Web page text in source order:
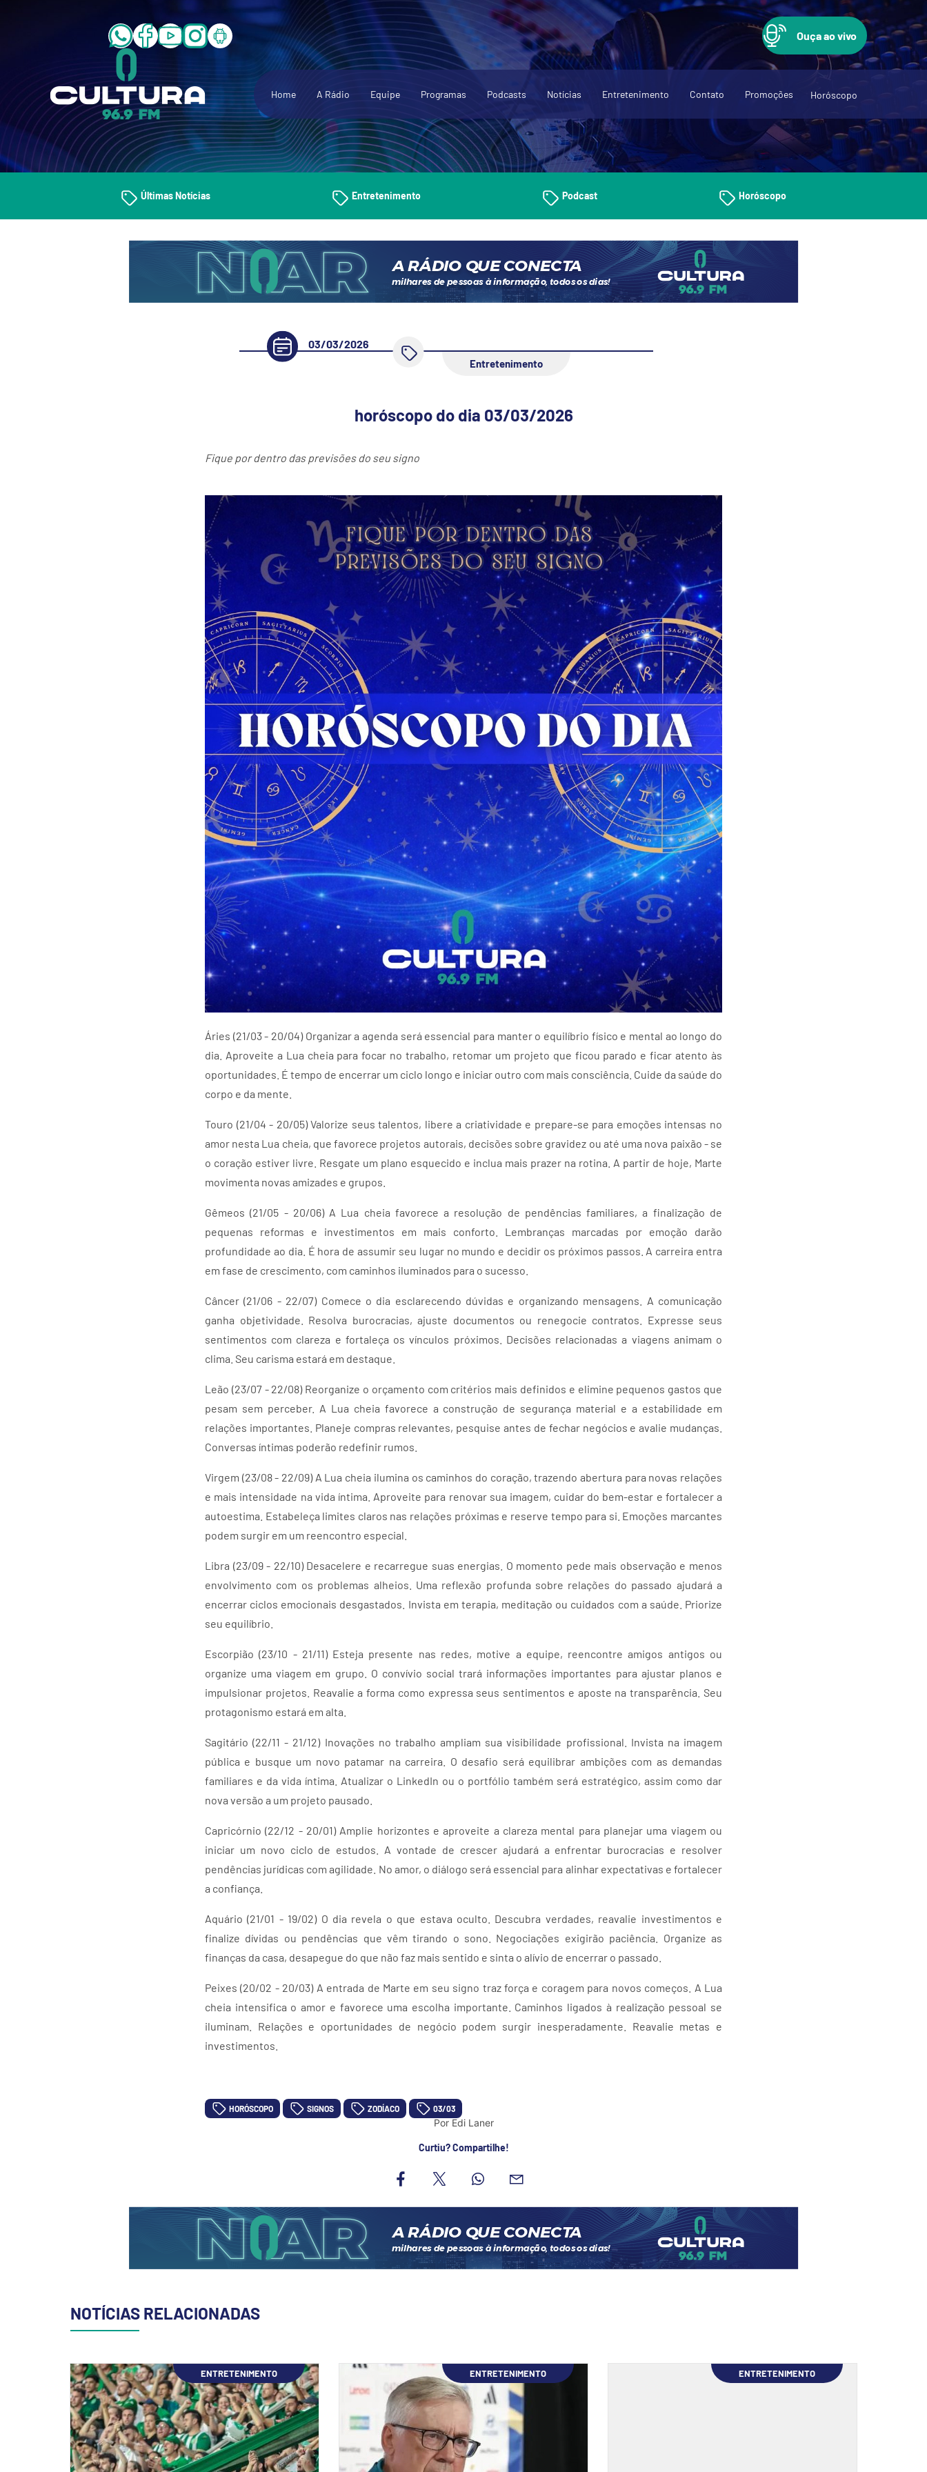
Ouça ao vivo
Home A Rádio Equipe Programas Podcasts Notícias Entretenimento Contato Promoções Horóscopo
Últimas Notícias Entretenimento Podcast Horóscopo
03/03/2026
Entretenimento
horóscopo do dia 03/03/2026
Fique por dentro das previsões do seu signo
Áries (21/03 - 20/04) Organizar a agenda será essencial para manter o equilíbrio físico e mental ao longo do
dia. Aproveite a Lua cheia para focar no trabalho, retomar um projeto que ficou parado e ficar atento às
oportunidades. É tempo de encerrar um ciclo longo e iniciar outro com mais consciência. Cuide da saúde do
corpo e da mente.
Touro (21/04 - 20/05) Valorize seus talentos, libere a criatividade e prepare-se para emoções intensas no
amor nesta Lua cheia, que favorece projetos autorais, decisões sobre gravidez ou até uma nova paixão - se
o coração estiver livre. Resgate um plano esquecido e inclua mais prazer na rotina. A partir de hoje, Marte
movimenta novas amizades e grupos.
Gêmeos (21/05 - 20/06) A Lua cheia favorece a resolução de pendências familiares, a finalização de
pequenas reformas e investimentos em mais conforto. Lembranças marcadas por emoção darão
profundidade ao dia. É hora de assumir seu lugar no mundo e decidir os próximos passos. A carreira entra
em fase de crescimento, com caminhos iluminados para o sucesso.
Câncer (21/06 - 22/07) Comece o dia esclarecendo dúvidas e organizando mensagens. A comunicação
ganha objetividade. Resolva burocracias, ajuste documentos ou renegocie contratos. Expresse seus
sentimentos com clareza e fortaleça os vínculos próximos. Decisões relacionadas a viagens animam o
clima. Seu carisma estará em destaque.
Leão (23/07 - 22/08) Reorganize o orçamento com critérios mais definidos e elimine pequenos gastos que
pesam sem perceber. A Lua cheia favorece a construção de segurança material e a estabilidade em
relações importantes. Planeje compras relevantes, pesquise antes de fechar negócios e avalie mudanças.
Conversas íntimas poderão redefinir rumos.
Virgem (23/08 - 22/09) A Lua cheia ilumina os caminhos do coração, trazendo abertura para novas relações
e mais intensidade na vida íntima. Aproveite para renovar sua imagem, cuidar do bem-estar e fortalecer a
autoestima. Estabeleça limites claros nas relações próximas e reserve tempo para si. Emoções marcantes
podem surgir em um reencontro especial.
Libra (23/09 - 22/10) Desacelere e recarregue suas energias. O momento pede mais observação e menos
envolvimento com os problemas alheios. Uma reflexão profunda sobre relações do passado ajudará a
encerrar ciclos emocionais desgastados. Invista em terapia, meditação ou cuidados com a saúde. Priorize
seu equilíbrio.
Escorpião (23/10 - 21/11) Esteja presente nas redes, motive a equipe, reencontre amigos antigos ou
organize uma viagem em grupo. O convívio social trará informações importantes para ajustar planos e
impulsionar projetos. Reavalie a forma como expressa seus sentimentos e aposte na transparência. Seu
protagonismo estará em alta.
Sagitário (22/11 - 21/12) Inovações no trabalho ampliam sua visibilidade profissional. Invista na imagem
pública e busque um novo patamar na carreira. O desafio será equilibrar ambições com as demandas
familiares e da vida íntima. Atualizar o LinkedIn ou o portfólio também será estratégico, assim como dar
nova versão a um projeto pausado.
Capricórnio (22/12 - 20/01) Amplie horizontes e aproveite a clareza mental para planejar uma viagem ou
iniciar um novo ciclo de estudos. A vontade de crescer ajudará a enfrentar burocracias e resolver
pendências jurídicas com agilidade. No amor, o diálogo será essencial para alinhar expectativas e fortalecer
a confiança.
Aquário (21/01 - 19/02) O dia revela o que estava oculto. Descubra verdades, reavalie investimentos e
finalize dívidas ou pendências que vêm tirando o sono. Negociações exigirão paciência. Organize as
finanças da casa, desapegue do que não faz mais sentido e sinta o alívio de encerrar o passado.
Peixes (20/02 - 20/03) A entrada de Marte em seu signo traz força e coragem para novos começos. A Lua
cheia intensifica o amor e favorece uma escolha importante. Caminhos ligados à realização pessoal se
iluminam. Relações e oportunidades de negócio podem surgir inesperadamente. Reavalie metas e
investimentos.
HORÓSCOPO SIGNOS ZODÍACO 03/03
Por Edi Laner
Curtiu? Compartilhe!
NOTÍCIAS RELACIONADAS
ENTRETENIMENTO ENTRETENIMENTO ENTRETENIMENTO